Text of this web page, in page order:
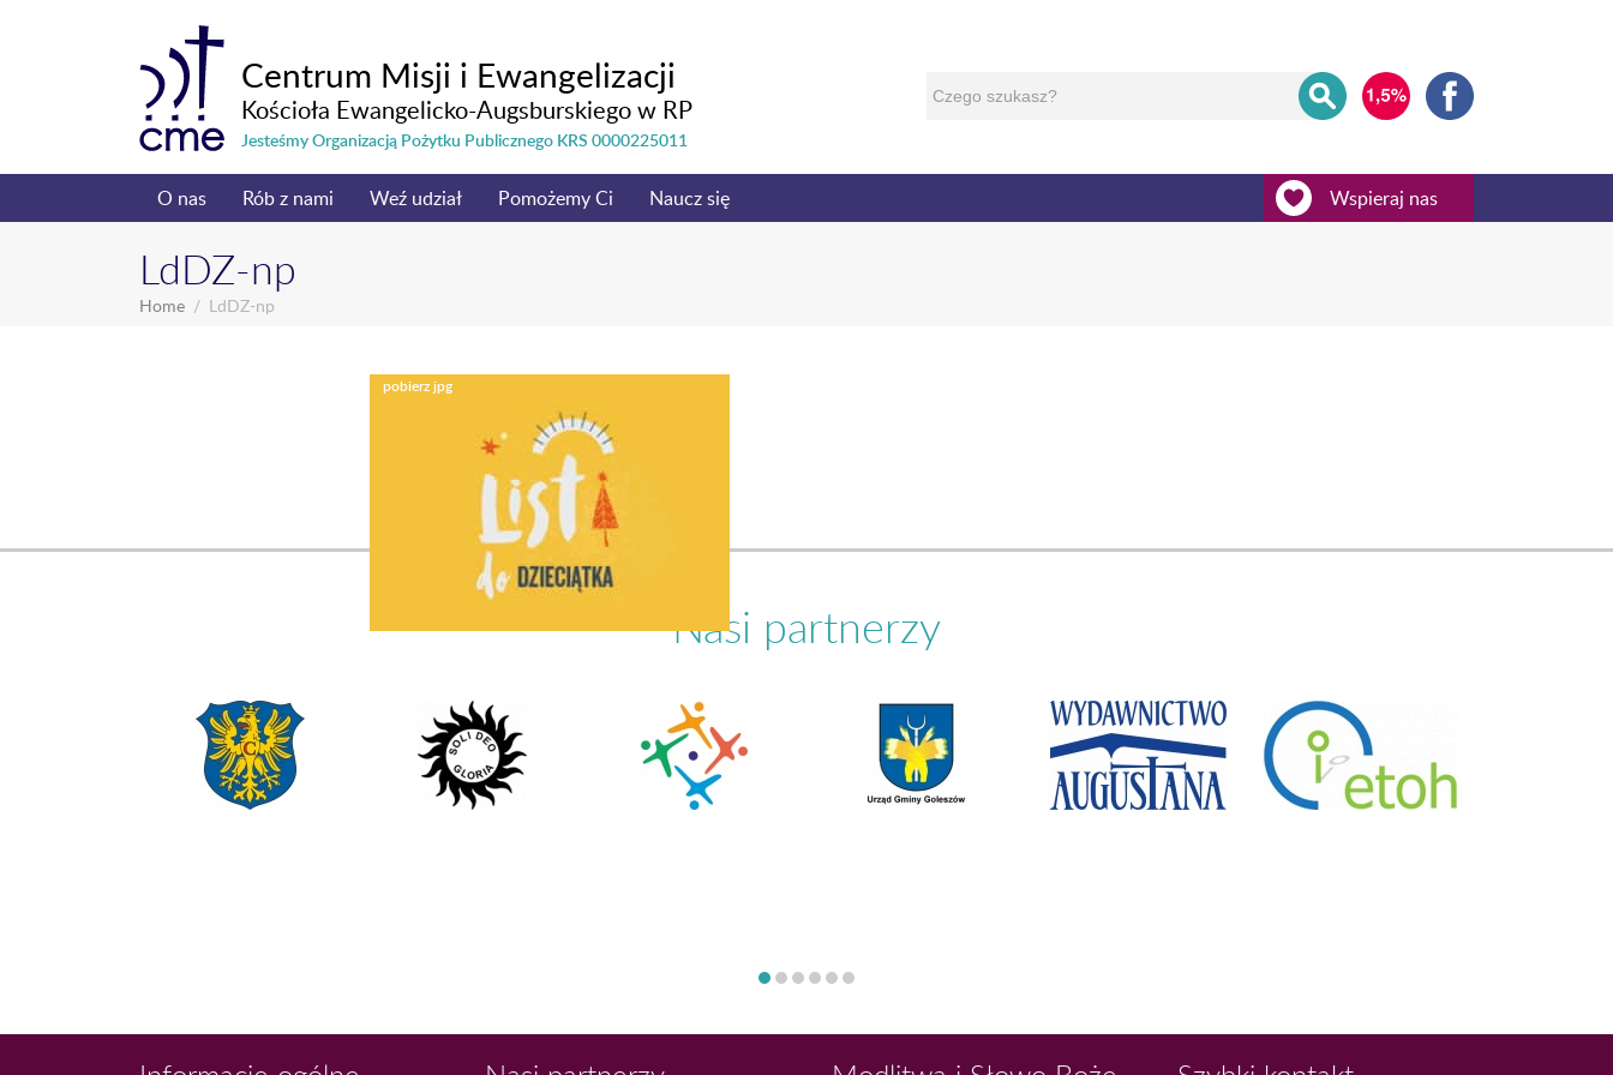
Centrum Misji i Ewangelizacji
Kościoła Ewangelicko-Augsburskiego w RP
Jesteśmy Organizacją Pożytku Publicznego KRS 0000225011
O nas Rób z nami Weź udział Pomożemy Ci Naucz się Wspieraj nas
LdDZ-np
Home LdDZ-np
Nasi partnerzy